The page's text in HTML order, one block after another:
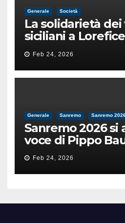
Generale Società
La solidarietà dei
siciliani a
il valore e la
dell’umanità»
Feb 24, 2026
Generale Sanremo Sanremo
Sanremo 2026 si
voce di Pippo
Feb 24, 2026